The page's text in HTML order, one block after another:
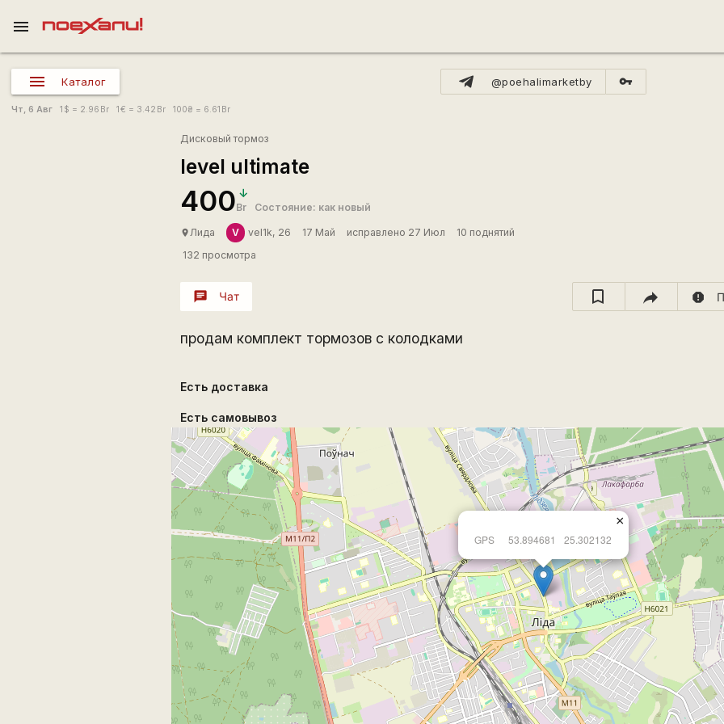
menu
Каталог @poehalimarketby vpn_key
Чт, 6 Авг 1 $ = 2.96 Br 1€ = 3.42 Br 100₴ = 6.61 Br
Дисковый тормоз
level ultimate
400Br Состояние: как новый
placeЛида V vel1k, 26 17 Май исправлено 27 Июл
10 поднятий
132 просмотра
chat Чат report
продам комплект тормозов с колодками
Есть доставка
Есть самовывоз
GPS 53.894681 25.302132
×